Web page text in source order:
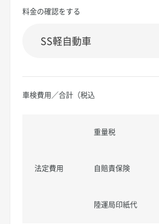
料金の確認をする
車検費用／合計（税込
法定費用
重量税
自賠責保険
陸運局印紙代